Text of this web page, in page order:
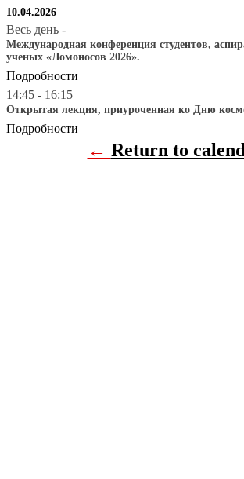
10.04.2026
Весь день -
Международная конференция студентов,
ученых «Ломоносов 2026».
Подробности
14:45 - 16:15
Открытая лекция, приуроченная ко Дню
Подробности
← Return to